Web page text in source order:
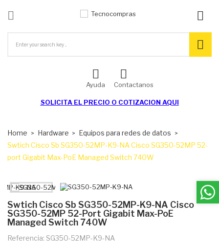

Ayuda Contactanos
SOLICITA EL PRECIO O COTIZACION AQUI
Home Hardware
Equipos para redes de datos
Swtich Cisco Sb SG350-52MP-K9-NA Cisco SG350-52MP 52-
port Gigabit Max-PoE Managed Switch 740W
Swtich Cisco Sb SG350-52MP-K9-NA Cisco
SG350-52MP 52-Port Gigabit Max-PoE
Managed Switch 740W
Referencia: SG350-52MP-K9-NA